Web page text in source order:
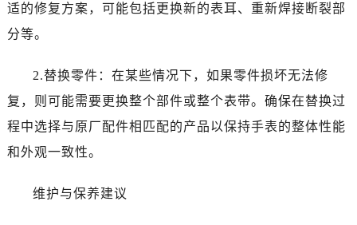
适的修复方案，可能包括更换新的表耳、重新焊接断裂部
分等。
2.替换零件：在某些情况下，如果零件损坏无法修
复，则可能需要更换整个部件或整个表带。确保在替换过
程中选择与原厂配件相匹配的产品以保持手表的整体性能
和外观一致性。
维护与保养建议